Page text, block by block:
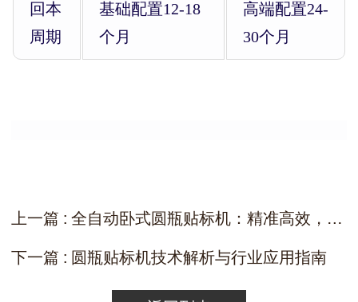
回本
周期
基础配置12-18
个月
高端配置24-
30个月
上一篇 : 全自动卧式圆瓶贴标机：精准高效，满足多行业圆瓶贴标需求
下一篇 : 圆瓶贴标机技术解析与行业应用指南